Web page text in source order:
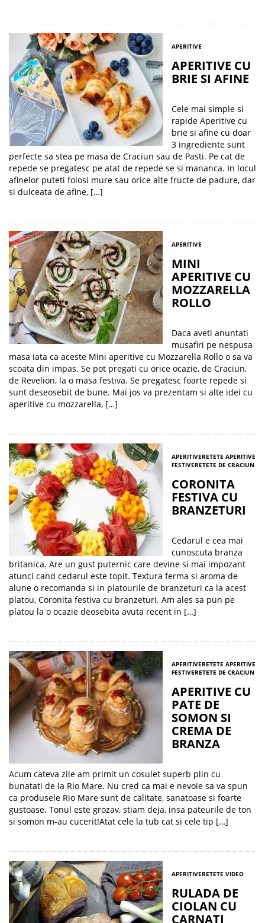
APERITIVE
APERITIVE CU
BRIE SI AFINE
Cele mai simple si
rapide Aperitive cu
brie si afine cu doar
3 ingrediente sunt
perfecte sa stea pe masa de Craciun sau de Pasti. Pe cat de
repede se pregatesc pe atat de repede se si mananca. In locul
afinelor puteti folosi mure sau orice alte fructe de padure, dar
si dulceata de afine, […]
APERITIVE
MINI
APERITIVE CU
MOZZARELLA
ROLLO
Daca aveti anuntati
musafiri pe nespusa
masa iata ca aceste Mini aperitive cu Mozzarella Rollo o sa va
scoata din impas. Se pot pregati cu orice ocazie, de Craciun,
de Revelion, la o masa festiva. Se pregatesc foarte repede si
sunt deseosebit de bune. Mai jos va prezentam si alte idei cu
aperitive cu mozzarella, […]
APERITIVERETETE APERITIVE
FESTIVERETETE DE CRACIUN
CORONITA
FESTIVA CU
BRANZETURI
Cedarul e cea mai
cunoscuta branza
britanica. Are un gust puternic care devine si mai impozant
atunci cand cedarul este topit. Textura ferma si aroma de
alune o recomanda si in platourile de branzeturi ca la acest
platou, Coronita festiva cu branzeturi. Am ales sa pun pe
platou la o ocazie deosebita avuta recent in […]
APERITIVERETETE APERITIVE
FESTIVERETETE DE CRACIUN
APERITIVE CU
PATE DE
SOMON SI
CREMA DE
BRANZA
Acum cateva zile am primit un cosulet superb plin cu
bunatati de la Rio Mare. Nu cred ca mai e nevoie sa va spun
ca produsele Rio Mare sunt de calitate, sanatoase si foarte
gustoase. Tonul este grozav, stiam deja, insa pateurile de ton
si somon m-au cucerit!Atat cele la tub cat si cele tip […]
APERITIVERETETE VIDEO
RULADA DE
CIOLAN CU
CARNATI